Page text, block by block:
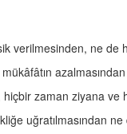
verilmesinden, ne de
zaman ziyana ve
uğratılmasından ne